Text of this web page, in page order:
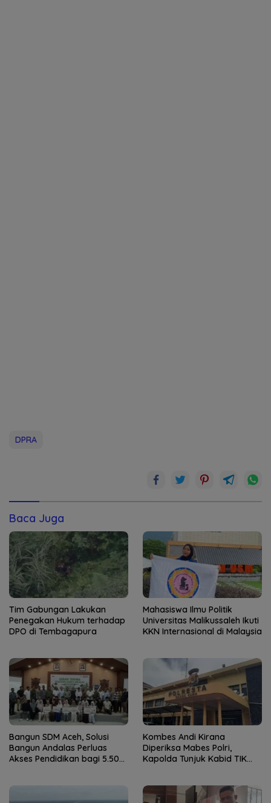
DPRA
Baca Juga
Tim Gabungan Lakukan
Penegakan Hukum terhadap
DPO di Tembagapura
Mahasiswa Ilmu Politik
Universitas Malikussaleh Ikuti
KKN Internasional di Malaysia
Bangun SDM Aceh, Solusi
Bangun Andalas Perluas
Akses Pendidikan bagi 5.500
Kombes Andi Kirana
Diperiksa Mabes Polri,
Kapolda Tunjuk Kabid TIK